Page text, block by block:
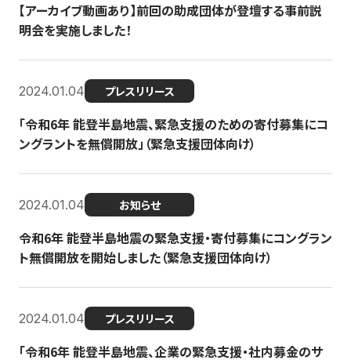
【アーカイブ動画あり】前回の助成団体が登壇する事前説
明会を実施しました！
2024.01.04 プレスリリース
「令和6年 能登半島地震、緊急支援のための寄付募集にコ
ングラントを無償開放」（緊急支援団体向け）
2024.01.04 お知らせ
令和6年 能登半島地震の緊急支援・寄付募集にコングラン
ト無償開放を開始しました（緊急支援団体向け）
2024.01.04 プレスリリース
「令和6年 能登半島地震、企業の緊急支援・社内募金のサ